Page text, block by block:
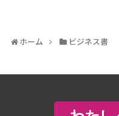
ホーム ビジネス書